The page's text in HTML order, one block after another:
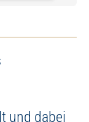
und dabei